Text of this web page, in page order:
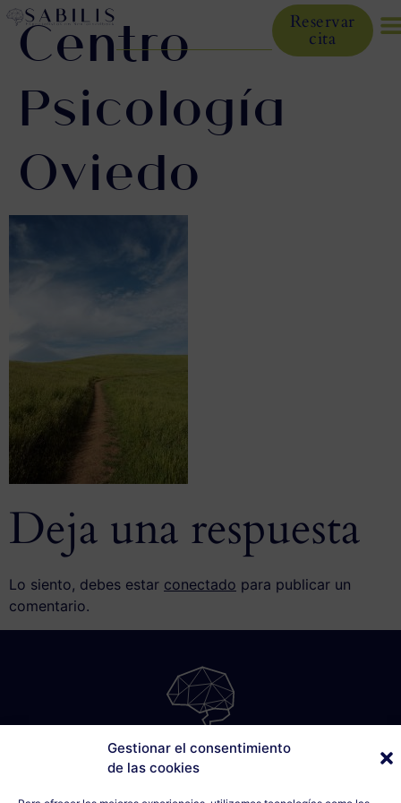
Gestionar el consentimiento
de las cookies
Reservar
cita
Centro
Psicología
Oviedo
Deja una respuesta
Lo siento, debes estar conectado para publicar un
comentario.
SÁBILIS